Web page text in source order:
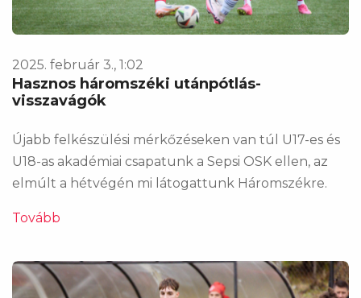
2025. február 3., 1:02
Hasznos háromszéki utánpótlás-
visszavágók
Újabb felkészülési mérkőzéseken van túl U17-es és
U18-as akadémiai csapatunk a Sepsi OSK ellen, az
elmúlt a hétvégén mi látogattunk Háromszékre.
Tovább